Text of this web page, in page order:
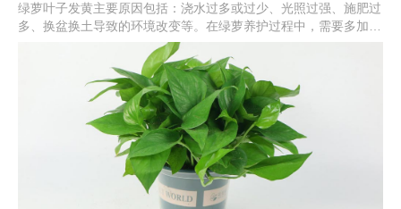
绿萝叶子发黄主要原因包括：浇水过多或过少、光照过强、施肥过
多、换盆换土导致的环境改变等。在绿萝养护过程中，需要多加观
察，发现叶片发黄及时找出对应原因并作出处理。